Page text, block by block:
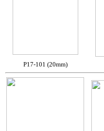
P17-101 (20mm)